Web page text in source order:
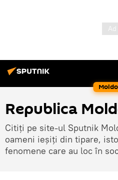
Republica
Citiți pe site-ul Sputnik
oameni ieșiți din tipare,
fenomene care au loc în